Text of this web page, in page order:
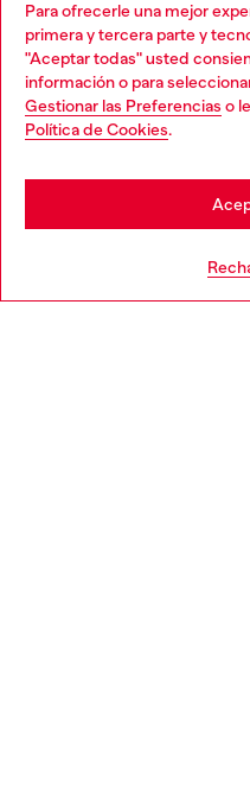
Para ofrecerle una mejor
primera y tercera parte y
"Aceptar todas" usted
información o para
Gestionar las Preferencias o
Política de Cookies.
Descubre todos nuestros
en la tienda.
Choose your location
You are currently browsing
may be based in United States